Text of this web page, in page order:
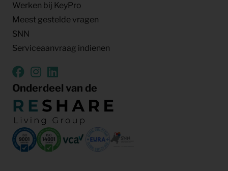
Werken bij KeyPro
Meest gestelde vragen
SNN
Serviceaanvraag indienen
Onderdeel van de